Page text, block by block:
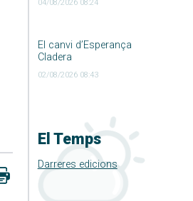
04/08/2026 08:24
El canvi d’Esperança
Cladera
02/08/2026 08:43
El Temps
Darreres edicions